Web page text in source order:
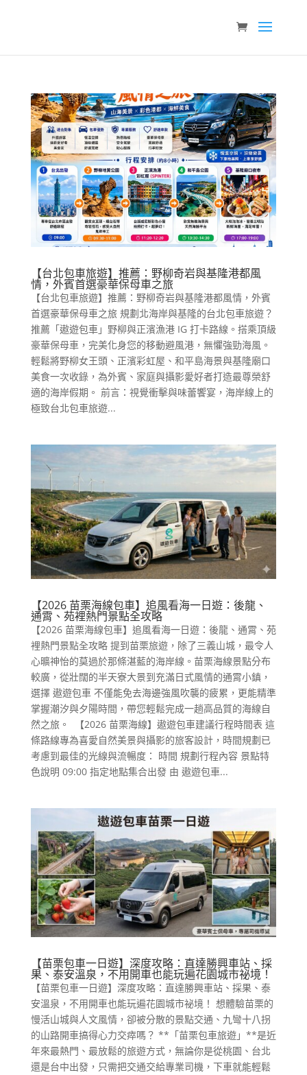
【台北包車旅遊】推薦：野柳奇岩與基隆港都風
情，外賓首選豪華保母車之旅
【台北包車旅遊】推薦：野柳奇岩與基隆港都風情，外賓
首選豪華保母車之旅 規劃北海岸與基隆的台北包車旅遊？
推薦「遨遊包車」野柳與正濱漁港 IG 打卡路線。搭乘頂級
豪華保母車，完美化身您的移動避風港，無懼強勁海風。
輕鬆將野柳女王頭、正濱彩虹屋、和平島海景與基隆廟口
美食一次收錄，為外賓、家庭與攝影愛好者打造最尊榮舒
適的海岸假期。 前言：視覺衝擊與味蕾饗宴，海岸線上的
極致台北包車旅遊...
【2026 苗栗海線包車】追風看海一日遊：後龍、
通霄、苑裡熱門景點全攻略
【2026 苗栗海線包車】追風看海一日遊：後龍、通霄、苑
裡熱門景點全攻略 提到苗栗旅遊，除了三義山城，最令人
心曠神怡的莫過於那條湛藍的海岸線。苗栗海線景點分布
較廣，從壯闊的半天寮大景到充滿日式風情的通霄小鎮，
選擇 遨遊包車 不僅能免去海邊強風吹襲的疲累，更能精準
掌握潮汐與夕陽時間，帶您輕鬆完成一趟高品質的海線自
然之旅。 【2026 苗栗海線】遨遊包車建議行程時間表 這
條路線專為喜愛自然美景與攝影的旅客設計，時間規劃已
考慮到最佳的光線與流暢度： 時間 規劃行程內容 景點特
色說明 09:00 指定地點集合出發 由 遨遊包車...
【苗栗包車一日遊】深度攻略：直達勝興車站、採
果、泰安溫泉，不用開車也能玩遍花園城市祕境！
【苗栗包車一日遊】深度攻略：直達勝興車站、採果、泰
安溫泉，不用開車也能玩遍花園城市祕境！ 想體驗苗栗的
慢活山城與人文風情，卻被分散的景點交通、九彎十八拐
的山路開車搞得心力交瘁嗎？ **「苗栗包車旅遊」**是近
年來最熱門、最放鬆的旅遊方式，無論你是從桃園、台北
還是台中出發，只需把交通交給專業司機，下車就能輕鬆